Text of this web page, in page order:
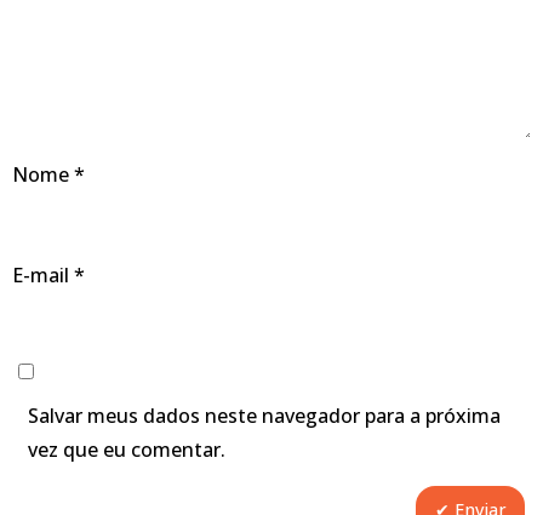
Nome*
E-mail *
Salvar meus dados neste navegador para a próxima
vez que eu comentar.